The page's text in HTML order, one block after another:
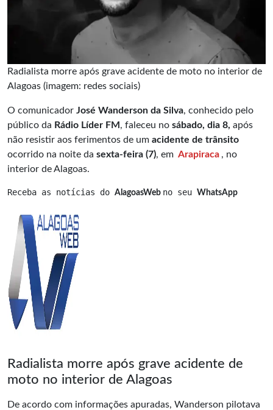
Radialista morre após grave acidente de moto no interior de
Alagoas (imagem: redes sociais)
O comunicador José Wanderson da Silva, conhecido pelo
público da Rádio Líder FM , faleceu no sábado, dia 8, após
não resistir aos ferimentos de um acidente de trânsito
ocorrido na noite da sexta-feira (7), em Arapiraca , no
interior de Alagoas.
Receba as notícias do AlagoasWeb no seu WhatsApp
Radialista morre após grave acidente de
moto no interior de Alagoas
De acordo com informações apuradas, Wanderson pilotava